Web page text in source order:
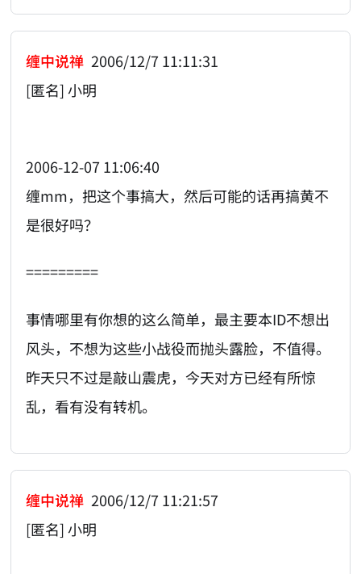
缠中说禅 2006/12/7 11:11:31
[匿名] 小明
2006-12-07 11:06:40
缠mm，把这个事搞大，然后可能的话再搞黄不
是很好吗？
=========
事情哪里有你想的这么简单，最主要本ID不想出
风头，不想为这些小战役而抛头露脸，不值得。
昨天只不过是敲山震虎，今天对方已经有所惊
乱，看有没有转机。
缠中说禅 2006/12/7 11:21:57
[匿名] 小明